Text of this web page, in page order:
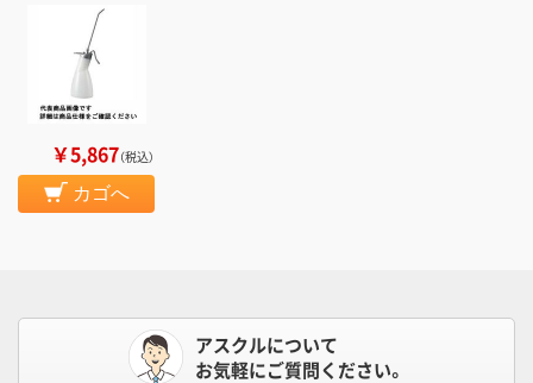
￥5,867（税込）
カゴへ
アスクルについて
お気軽にご質問ください。